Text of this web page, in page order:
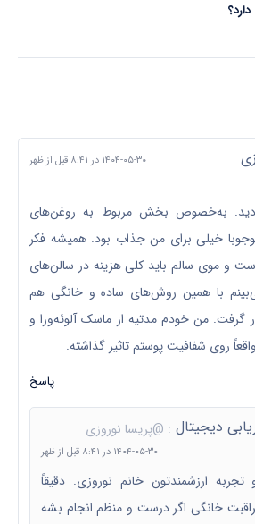
۱۴۰۴-۰۵-۳۰ در ۸:۴۱ قبل از ظهر
به‌خصوص بخش مربوط به روغن‌های
خیلی برای من جذاب بود. همیشه فکر
و موی سالم باید کلی هزینه در سالن‌های
می‌بینم با همین روش‌های ساده و خانگی هم
گرفت. من خودم مدتیه از ماسک آلوئه‌ورا و
روی شفافیت پوستم تاثیر گذاشته.
پاسخ
دیجیتال : @پریسا نوروزی
۱۴۰۴-۰۵-۳۰ در ۸:۴۱ قبل از ظهر
ارزشمندتون خانم نوروزی. دقیقاً
خانگی اگر درست و منظم انجام بشه